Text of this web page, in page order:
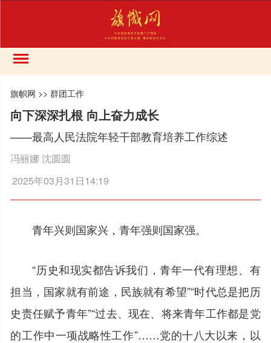
旗帜网 >>群团工作
向下深深扎根 向上奋力成长
——最高人民法院年轻干部教育培养工作综述
冯丽娜 沈圆圆
2025年03月31日14:19
青年兴则国家兴，青年强则国家强。
“历史和现实都告诉我们，青年一代有理想、有
担当，国家就有前途，民族就有希望”“时代总是把历
史责任赋予青年”“过去、现在、将来青年工作都是党
的工作中一项战略性工作”……党的十八大以来，以